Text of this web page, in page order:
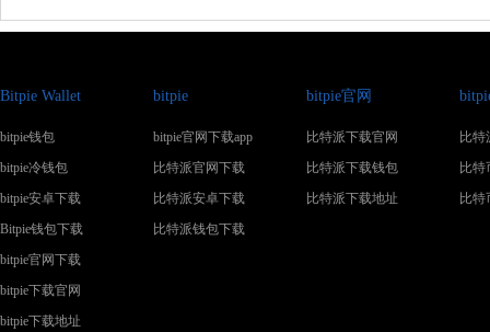
Bitpie Wallet
bitpie钱包
bitpie冷钱包
bitpie安卓下载
Bitpie钱包下载
bitpie官网下载
bitpie下载官网
bitpie下载地址
bitpie
bitpie官网下载app
比特派官网下载
比特派安卓下载
比特派钱包下载
bitpie官网
比特派下载官网
比特派下载钱包
比特派下载地址
比特
比特
比特